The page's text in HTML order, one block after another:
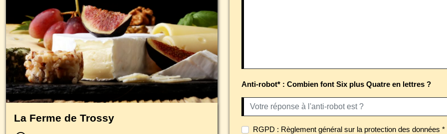
La Ferme de Trossy
Anti-robot* : Combien font Six plus Quatre en lettres ?
RGPD : Règlement général sur la protection des données *